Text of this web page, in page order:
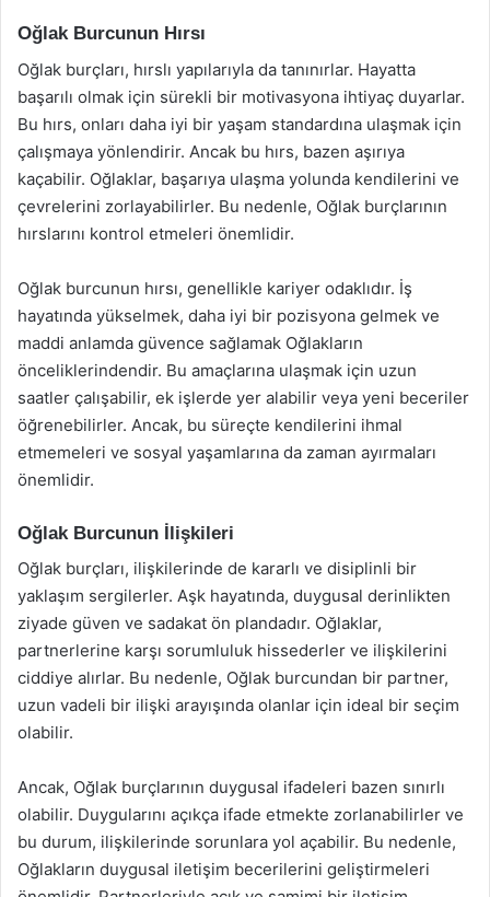
Oğlak Burcunun Hırsı
Oğlak burçları, hırslı yapılarıyla da tanınırlar. Hayatta
başarılı olmak için sürekli bir motivasyona ihtiyaç duyarlar.
Bu hırs, onları daha iyi bir yaşam standardına ulaşmak için
çalışmaya yönlendirir. Ancak bu hırs, bazen aşırıya
kaçabilir. Oğlaklar, başarıya ulaşma yolunda kendilerini ve
çevrelerini zorlayabilirler. Bu nedenle, Oğlak burçlarının
hırslarını kontrol etmeleri önemlidir.
Oğlak burcunun hırsı, genellikle kariyer odaklıdır. İş
hayatında yükselmek, daha iyi bir pozisyona gelmek ve
maddi anlamda güvence sağlamak Oğlakların
önceliklerindendir. Bu amaçlarına ulaşmak için uzun
saatler çalışabilir, ek işlerde yer alabilir veya yeni beceriler
öğrenebilirler. Ancak, bu süreçte kendilerini ihmal
etmemeleri ve sosyal yaşamlarına da zaman ayırmaları
önemlidir.
Oğlak Burcunun İlişkileri
Oğlak burçları, ilişkilerinde de kararlı ve disiplinli bir
yaklaşım sergilerler. Aşk hayatında, duygusal derinlikten
ziyade güven ve sadakat ön plandadır. Oğlaklar,
partnerlerine karşı sorumluluk hissederler ve ilişkilerini
ciddiye alırlar. Bu nedenle, Oğlak burcundan bir partner,
uzun vadeli bir ilişki arayışında olanlar için ideal bir seçim
olabilir.
Ancak, Oğlak burçlarının duygusal ifadeleri bazen sınırlı
olabilir. Duygularını açıkça ifade etmekte zorlanabilirler ve
bu durum, ilişkilerinde sorunlara yol açabilir. Bu nedenle,
Oğlakların duygusal iletişim becerilerini geliştirmeleri